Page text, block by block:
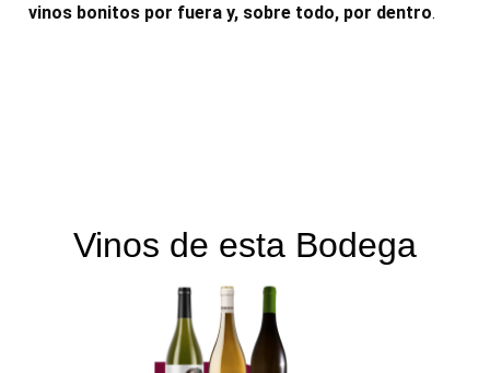
vinos bonitos por fuera y, sobre todo, por dentro.
Vinos de esta Bodega​